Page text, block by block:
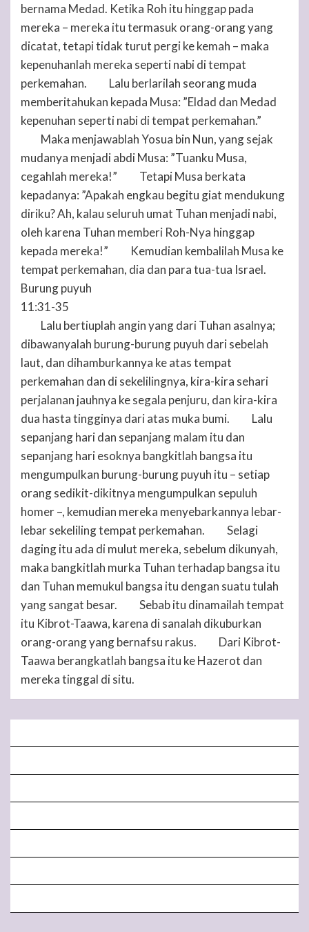
bernama Medad. Ketika Roh itu hinggap pada
mereka – mereka itu termasuk orang-orang yang
dicatat, tetapi tidak turut pergi ke kemah – maka
kepenuhanlah mereka seperti nabi di tempat
perkemahan.
Lalu berlarilah seorang muda
memberitahukan kepada Musa: ”Eldad dan Medad
kepenuhan seperti nabi di tempat perkemahan.”
Maka menjawablah Yosua bin Nun, yang sejak
mudanya menjadi abdi Musa: ”Tuanku Musa,
cegahlah mereka!”
Tetapi Musa berkata
kepadanya: ”Apakah engkau begitu giat mendukung
diriku? Ah, kalau seluruh umat Tuhan menjadi nabi,
oleh karena Tuhan memberi Roh-Nya hinggap
kepada mereka!”
Kemudian kembalilah Musa ke
tempat perkemahan, dia dan para tua-tua Israel.
Burung puyuh
11:31-35
Lalu bertiuplah angin yang dariTuhan asalnya;
dibawanyalah burung-burung puyuh dari sebelah
laut, dan dihamburkannya ke atas tempat
perkemahan dan di sekelilingnya, kira-kira sehari
perjalanan jauhnya ke segala penjuru, dan kira-kira
dua hasta tingginya dari atas muka bumi.
Lalu
sepanjang hari dan sepanjang malam itu dan
sepanjang hari esoknya bangkitlah bangsa itu
mengumpulkan burung-burung puyuh itu – setiap
orang sedikit-dikitnya mengumpulkan sepuluh
homer –, kemudian mereka menyebarkannya lebar-
lebar sekeliling tempat perkemahan.
Selagi
daging itu ada di mulut mereka, sebelum dikunyah,
maka bangkitlah murka Tuhanterhadap bangsa itu
dan Tuhan memukul bangsa itu dengan suatu tulah
yang sangat besar.
Sebab itu dinamailah tempat
itu Kibrot-Taawa, karena di sanalah dikuburkan
orang-orang yang bernafsu rakus.
Dari Kibrot-
Taawa berangkatlah bangsa itu ke Hazerot dan
mereka tinggal di situ.